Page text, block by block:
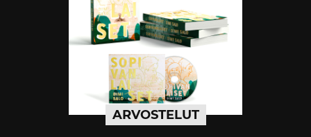
ARVOSTELUT